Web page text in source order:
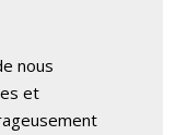
nous
et